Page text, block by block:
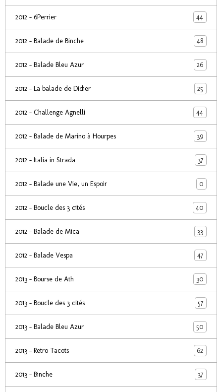
2012 - 6Perrier 44
2012 - Balade de Binche 48
2012 - Balade Bleu Azur 26
2012 - La balade de Didier 25
2012 - Challenge Agnelli 44
2012 - Balade de Marino à Hourpes 39
2012 - Italia in Strada 37
2012 - Balade une Vie, un Espoir 0
2012 - Boucle des 3 cités 40
2012 - Balade de Mica 33
2012 - Balade Vespa 47
2013 - Bourse de Ath 30
2013 - Boucle des 3 cités 57
2013 - Balade Bleu Azur 50
2013 - Retro Tacots 62
2013 - Binche 37